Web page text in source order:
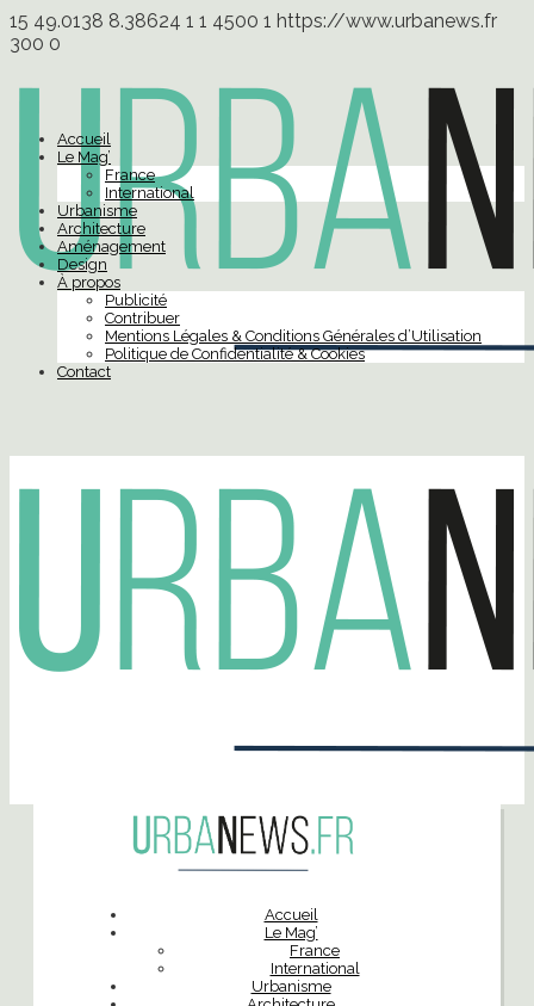
15 49.0138 8.38624 1 1 4500 1 https://www.urbanews.fr
300 0
Accueil
Le Mag’
France
International
Urbanisme
Architecture
Aménagement
Design
À propos
Publicité
Contribuer
Mentions Légales & Conditions Générales d’Utilisation
Politique de Confidentialité & Cookies
Contact
Accueil
Le Mag’
France
International
Urbanisme